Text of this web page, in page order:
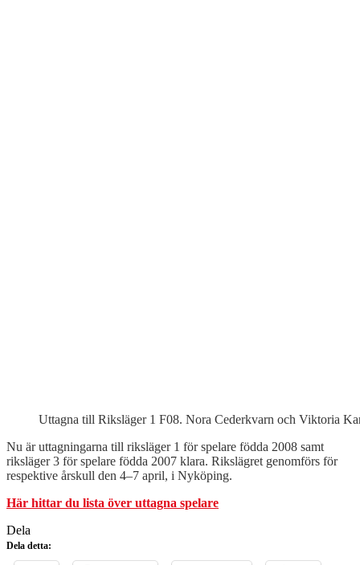
Uttagna till Riksläger 1 F08. Nora Cederkvarn och Viktoria
Nu är uttagningarna till riksläger 1 för spelare födda 2008 samt
riksläger 3 för spelare födda 2007 klara. Rikslägret genomförs för
respektive årskull den 4–7 april, i Nyköping.
Här hittar du lista över uttagna spelare
Dela
Dela detta: